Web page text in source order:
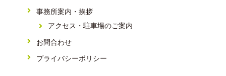
事務所案内・挨拶
アクセス・駐車場のご案内
お問合わせ
プライバシーポリシー